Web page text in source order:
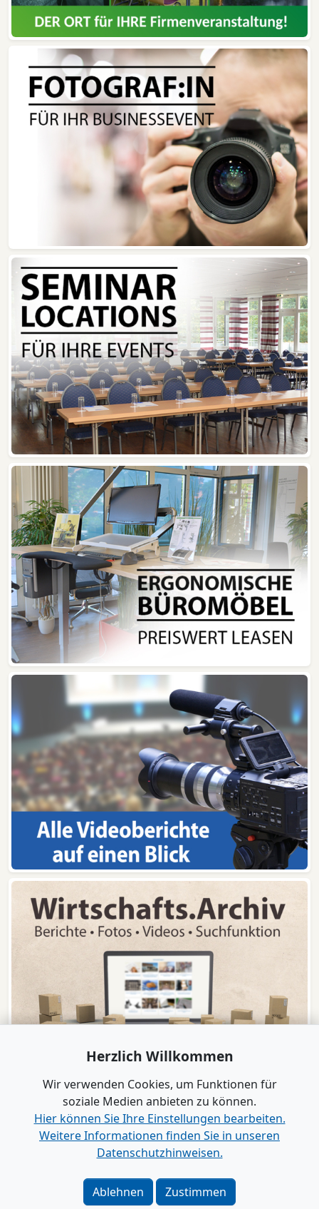
www.B2B-Wirtschaft.de
Impressum|Datenschutz|Barrierefreiheit
Bei Google als bevorzugte Quelle merken
Herzlich Willkommen
Wir verwenden Cookies, um Funktionen für
soziale Medien anbieten zu können.
Hier können Sie Ihre Einstellungen bearbeiten.
Weitere Informationen finden Sie in unseren
Datenschutzhinweisen.
Ablehnen Zustimmen